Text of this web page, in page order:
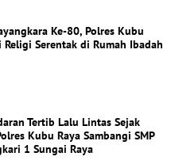
Ke-80, Polres Kubu
Religi Serentak di Rumah Ibadah
Tertib Lalu Lintas Sejak
Kubu Raya Sambangi SMP
1 Sungai Raya